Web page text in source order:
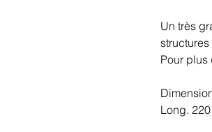
Un très
structures
Pour plus
Long.